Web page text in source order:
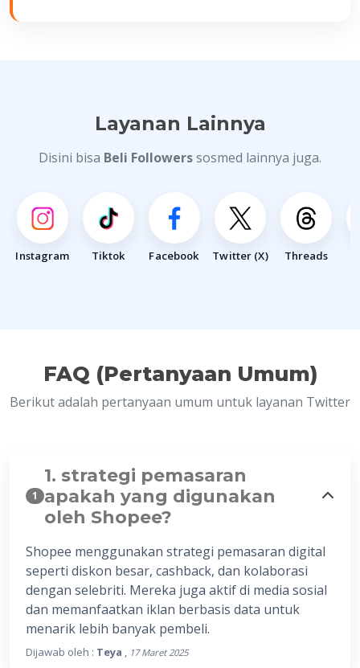
Layanan Lainnya
Disini bisa Beli Followerssosmed lainnya juga.
Instagram Tiktok Facebook Twitter (X) Threads
FAQ (Pertanyaan Umum)
Berikut adalah pertanyaan umum untuk layanan Twitter
1
1. strategi pemasaran
apakah yang digunakan
oleh Shopee?
Shopee menggunakan strategi pemasaran digital
seperti diskon besar, cashback, dan kolaborasi
dengan selebriti. Mereka juga aktif di media sosial
dan memanfaatkan iklan berbasis data untuk
menarik lebih banyak pembeli.
Dijawab oleh : Teya , 17 Maret 2025